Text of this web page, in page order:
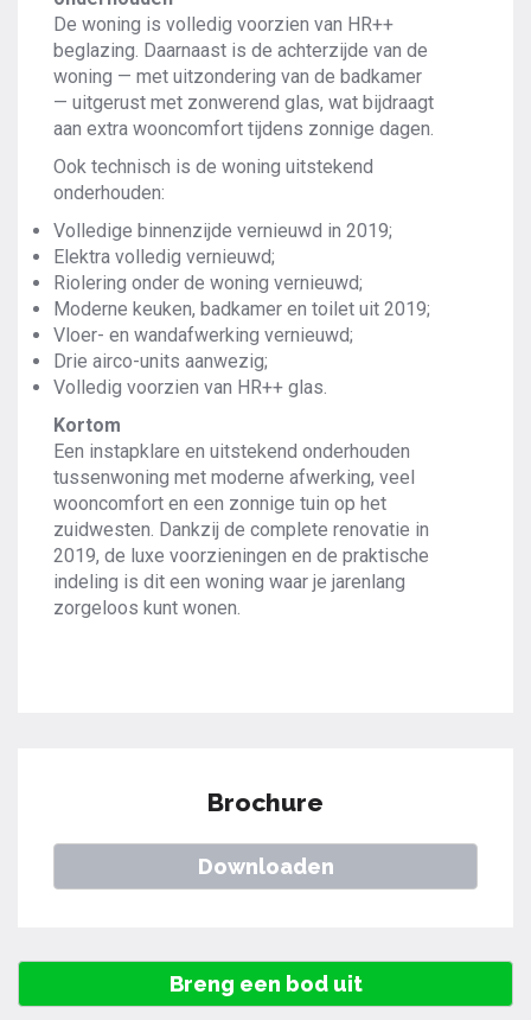
De woning is volledig voorzien van HR++
beglazing. Daarnaast is de achterzijde van de
woning — met uitzondering van de badkamer
— uitgerust met zonwerend glas, wat bijdraagt
aan extra wooncomfort tijdens zonnige dagen.
Ook technisch is de woning uitstekend
onderhouden:
Volledige binnenzijde vernieuwd in 2019;
Elektra volledig vernieuwd;
Riolering onder de woning vernieuwd;
Moderne keuken, badkamer en toilet uit 2019;
Vloer- en wandafwerking vernieuwd;
Drie airco-units aanwezig;
Volledig voorzien van HR++ glas.
Kortom
Een instapklare en uitstekend onderhouden
tussenwoning met moderne afwerking, veel
wooncomfort en een zonnige tuin op het
zuidwesten. Dankzij de complete renovatie in
2019, de luxe voorzieningen en de praktische
indeling is dit een woning waar je jarenlang
zorgeloos kunt wonen.
Brochure
Downloaden
Breng een bod uit